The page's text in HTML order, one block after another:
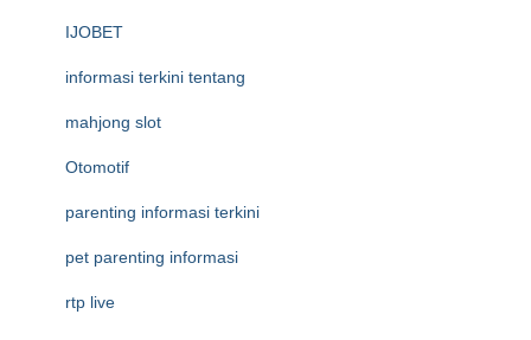
IJOBET
informasi terkini tentang
mahjong slot
Otomotif
parenting informasi terkini
pet parenting informasi
rtp live